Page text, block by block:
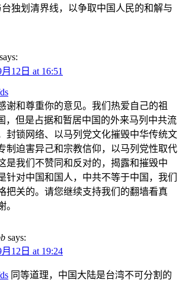
独划清界线，以争取中国人民的和解与
says:
12日 at 16:51
谢和尊重你的意见。我们热爱自己的祖
，但是占据和暂居中国的外来马列中共流
封锁网络、以马列党文化摧毁中华传统文
制迫害异己和宗教信仰，以马列党性取代
是我们不赞同和反对的，揭露和摧毁中
针对中国和国人，中共不等于中国，我们
把关的。请您继续支持我们的翻墙看真
。
says:
12日 at 19:24
同等道理，中国大陆是台湾不可分割的